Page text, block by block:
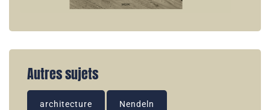
Autres sujets
architecture Nendeln